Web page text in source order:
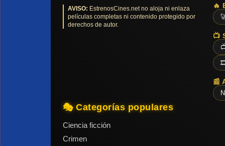
AVISO: EstrenosCines.net no aloja ni enlaza
películas completas ni contenido protegido por
derechos de autor.
🔥
📺
📰
🎭 Categorías populares
Ciencia ficción
Crimen